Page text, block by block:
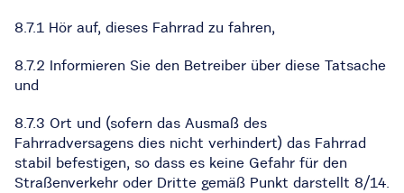
8.7.1 Hör auf, dieses Fahrrad zu fahren,
8.7.2 Informieren Sie den Betreiber über diese Tatsache
und
8.7.3 Ort und (sofern das Ausmaß des
Fahrradversagens dies nicht verhindert) das Fahrrad
stabil befestigen, so dass es keine Gefahr für den
Straßenverkehr oder Dritte gemäß Punkt darstellt 8/14.